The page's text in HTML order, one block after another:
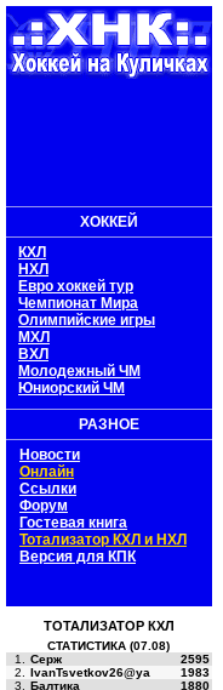
ХОККЕЙ
КХЛ
НХЛ
Евро хоккей тур
Чемпионат Мира
Олимпийские игры
МХЛ
ВХЛ
Молодежный ЧМ
Юниорский ЧМ
РАЗНОЕ
Новости
Онлайн
Ссылки
Форум
Гостевая книга
Тотализатор КХЛ и НХЛ
Версия для КПК
ТОТАЛИЗАТОР КХЛ
СТАТИСТИКА (07.08)
1.
Серж
2595
2.
IvanTsvetkov26@ya
1983
3.
Балтика
1880